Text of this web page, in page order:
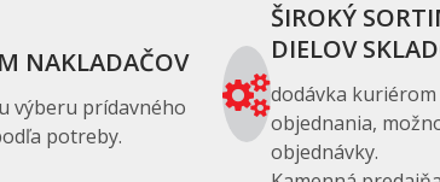
NAKLADAČOV
výberu prídavného
potreby.
ŠIROKÝ
DIELOV
dodávka
objednania,
objednávky.